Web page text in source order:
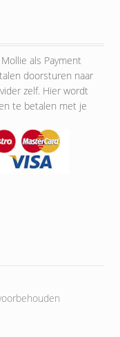
als Payment
doorsturen naar
zelf. Hier wordt
te betalen met je